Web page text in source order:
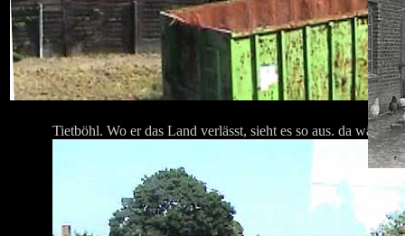
Tietböhl. Wo er das Land verlässt, sieht es so aus. da wächst